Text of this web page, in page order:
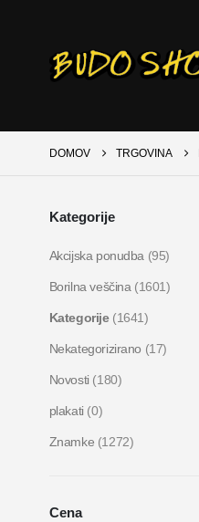
DOMOV TRGOVINA
Kategorije
Akcijska ponudba (95)
Borilna veščina (1601)
Kategorije (1641)
Nekategorizirano (17)
Novosti (180)
plakati (0)
Znamke (1272)
Cena